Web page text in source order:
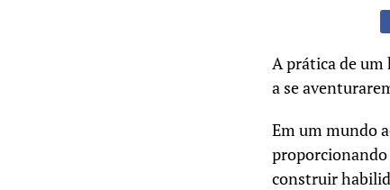
A prática de um
a se
Em um mundo
proporcionando
construir